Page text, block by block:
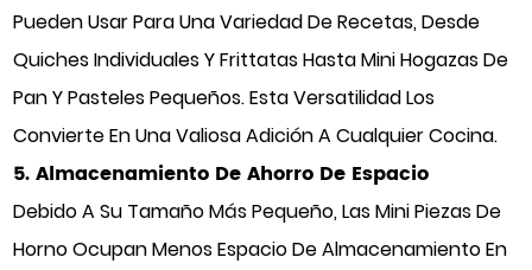
Pueden Usar Para Una Variedad De Recetas, Desde
Quiches Individuales Y Frittatas Hasta Mini Hogazas De
Pan Y Pasteles Pequeños. Esta Versatilidad Los
Convierte En Una Valiosa Adición A Cualquier Cocina.
5. Almacenamiento De Ahorro De Espacio
Debido A Su Tamaño Más Pequeño, Las Mini Piezas De
Horno Ocupan Menos Espacio De Almacenamiento En